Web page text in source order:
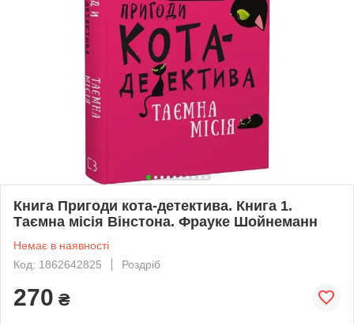
Книга Пригоди кота-детектива. Книга 1.
Таємна місія Вінстона. Фрауке Шойнеманн
Немає в наявності
Код: 1862642825
Роздріб
270 ₴